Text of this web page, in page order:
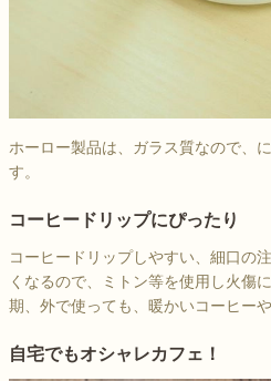
ホーロー製品は、ガラス質なので、
す。
コーヒードリップにぴったり
コーヒードリップしやすい、細口の
くなるので、ミトン等を使用し火傷
期、外で使っても、暖かいコーヒー
自宅でもオシャレカフェ！